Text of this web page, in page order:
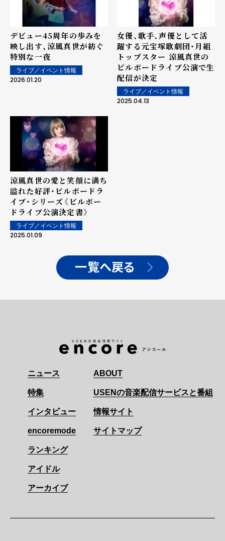
デビュー45周年の歩みを
映し出す、涼風真世が紡ぐ
特別な一夜
ライブ／イベント情報
2026.01.20
女優、歌手、声優として活
躍する元宝塚歌劇団・月組
トップスター 涼風真世の
ビルボードライブ公演で生
配信が決定
ライブ／イベント情報
2025.04.13
涼風真世の愛と笑顔に満ち
溢れた好評・ビルボードラ
イブ・シリーズ《ビルボー
ドライブ公演決定書》
ライブ／イベント情報
2025.01.09
一覧へ戻る
ニュース
特集
インタビュー
encoremode
ランキング
アイドル
アーカイブ
ABOUT
USENの音楽配信サービスと番組
情報サイト
サイトマップ